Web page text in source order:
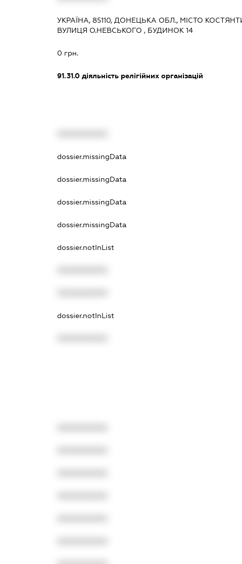
УКРАЇНА, 85110, ДОНЕЦЬКА ОБЛ., МІСТО
ВУЛИЦЯ О.НЕВСЬКОГО , БУДИНОК 14
0 грн.
91.31.0діяльність релігійних організацій
dossier.missingData
dossier.missingData
dossier.missingData
dossier.missingData
dossier.notInList
dossier.notInList